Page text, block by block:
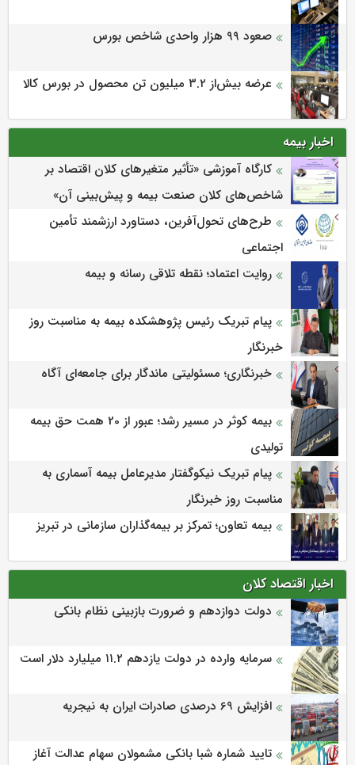
صعود ۹۹ هزار واحدی شاخص بورس
عرضه بیش‌از ۳.۲ میلیون تن محصول در بورس کالا
اخبار بیمه
كارگاه آموزشی «تأثیر متغیرهای كلان اقتصاد بر
شاخص‌های كلان صنعت بیمه و پیش‌بینی آن»
طرح‌های تحول‌آفرین، دستاورد ارزشمند تأمین
اجتماعی
روایت اعتماد؛ نقطه تلاقی رسانه و بیمه
پیام تبریک رئیس پژوهشکده بیمه به مناسبت روز
خبرنگار
خبرنگاری؛ مسئولیتی ماندگار برای جامعه‌ای آگاه
بیمه کوثر در مسیر رشد؛ عبور از 20 همت حق بیمه
تولیدی
پیام تبریک نیکوگفتار مدیرعامل بیمه آسماری به
مناسبت روز خبرنگار
بیمه تعاون؛ تمرکز بر بیمه‌گذاران سازمانی در تبریز
اخبار اقتصاد کلان
دولت دوازدهم و ضرورت بازبینی نظام بانکی
سرمایه وارده در دولت یازدهم ۱۱.۲ میلیارد دلار است
افزایش 69 درصدی صادرات ایران به نیجریه
تایید شماره شبا بانکی مشمولان سهام عدالت آغاز